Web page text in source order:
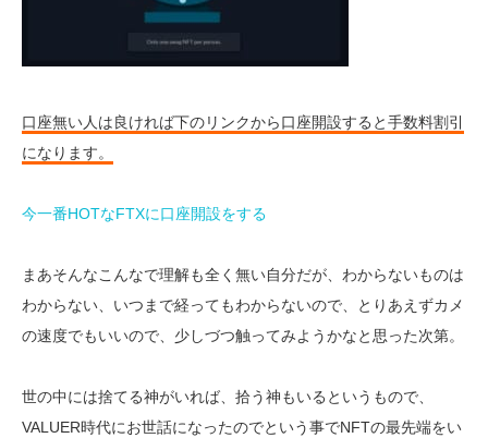
口座無い人は良ければ下のリンクから口座開設すると手数料割引
になります。
今一番HOTなFTXに口座開設をする
まあそんなこんなで理解も全く無い自分だが、わからないものは
わからない、いつまで経ってもわからないので、とりあえずカメ
の速度でもいいので、少しづつ触ってみようかなと思った次第。
世の中には捨てる神がいれば、拾う神もいるというもので、
VALUER時代にお世話になったのでという事でNFTの最先端をい